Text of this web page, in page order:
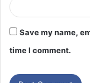
Save my name,
time I comment.